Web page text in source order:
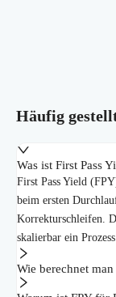
Häufig
Was ist First Pass
First Pass Yield
beim ersten
Korrekturschleifen.
skalierbar ein
Wie berechnet